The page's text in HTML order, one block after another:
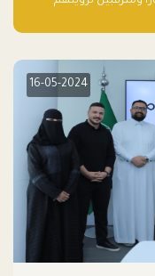
16-05-2024